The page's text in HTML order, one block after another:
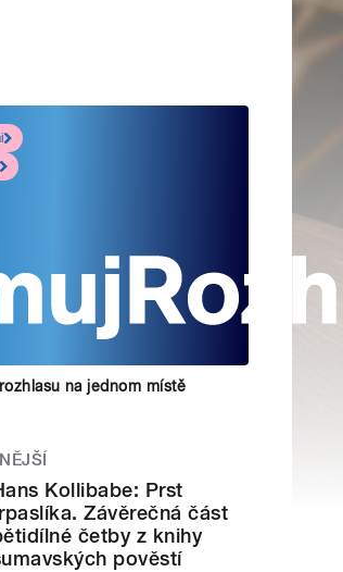
na jednom místě
Kollibabe: Prst
Závěrečná část
četby z knihy
pověstí